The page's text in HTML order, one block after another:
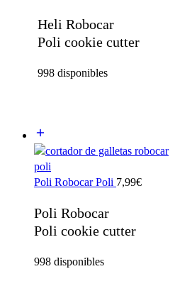
Heli Robocar
Poli cookie cutter
998 disponibles
Poli Robocar Poli 7,99€
Poli Robocar
Poli cookie cutter
998 disponibles